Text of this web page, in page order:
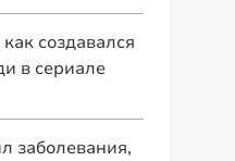
создавался
в сериале
заболевания,